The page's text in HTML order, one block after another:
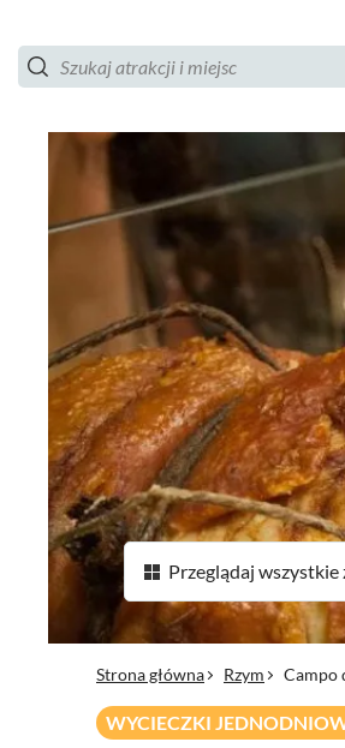
Przeglądaj wszystkie
Strona główna Rzym Campo
WYCIECZKI